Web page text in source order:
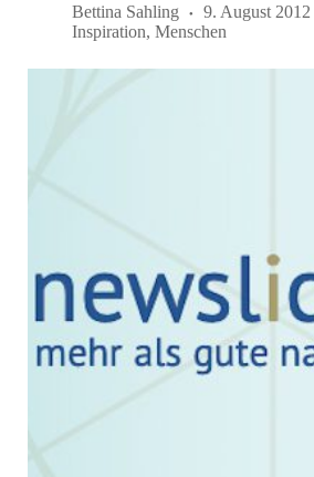
Bettina Sahling
9. August 2012
Inspiration, Menschen